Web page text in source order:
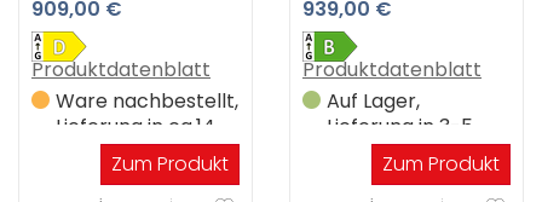
909,00 €
Produktdatenblatt
Ware nachbestellt,
Lieferung in ca.14
Werktagen
Zum Produkt
(Edelstahllook)
939,00 €
Produktdatenblatt
Auf Lager,
Lieferung in 3-5
Werktagen
Zum Produkt